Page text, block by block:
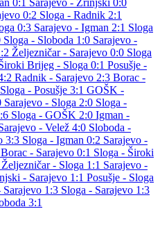
0:2 Sloga - Radnik 2:1
0:3 Sarajevo - Igman 2:1 Sloga
Sloga - Sloboda 1:0 Sarajevo -
Željezničar - Sarajevo 0:0 Sloga
Brijeg - Sloga 0:1 Posušje -
Radnik - Sarajevo 2:3 Borac -
Sloga - Posušje 3:1 GOŠK -
Sarajevo - Sloga 2:0 Sloga -
Sloga - GOŠK 2:0 Igman -
- Velež 4:0 Sloboda -
3:3 Sloga - Igman 0:2 Sarajevo -
Borac - Sarajevo 0:1 Sloga - Široki
Željezničar - Sloga 1:1 Sarajevo -
- Sarajevo 1:1 Posušje - Sloga
Sarajevo 1:3 Sloga - Sarajevo 1:3
3:1